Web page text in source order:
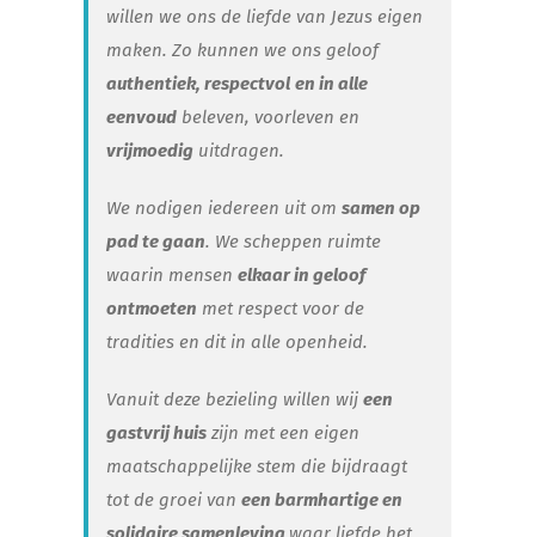
willen we ons de liefde van Jezus eigen
maken. Zo kunnen we ons geloof
authentiek, respectvol en in alle
eenvoud beleven, voorleven en
vrijmoedig uitdragen.
We nodigen iedereen uit om samen op
pad te gaan. We scheppen ruimte
waarin mensen elkaar in geloof
ontmoeten met respect voor de
tradities en dit in alle openheid.
Vanuit deze bezieling willen wij een
gastvrij huis zijn met een eigen
maatschappelijke stem die bijdraagt
tot de groei van een barmhartige en